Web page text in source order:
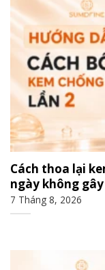
Cách thoa lại
ngày không
7 Tháng 8, 2026